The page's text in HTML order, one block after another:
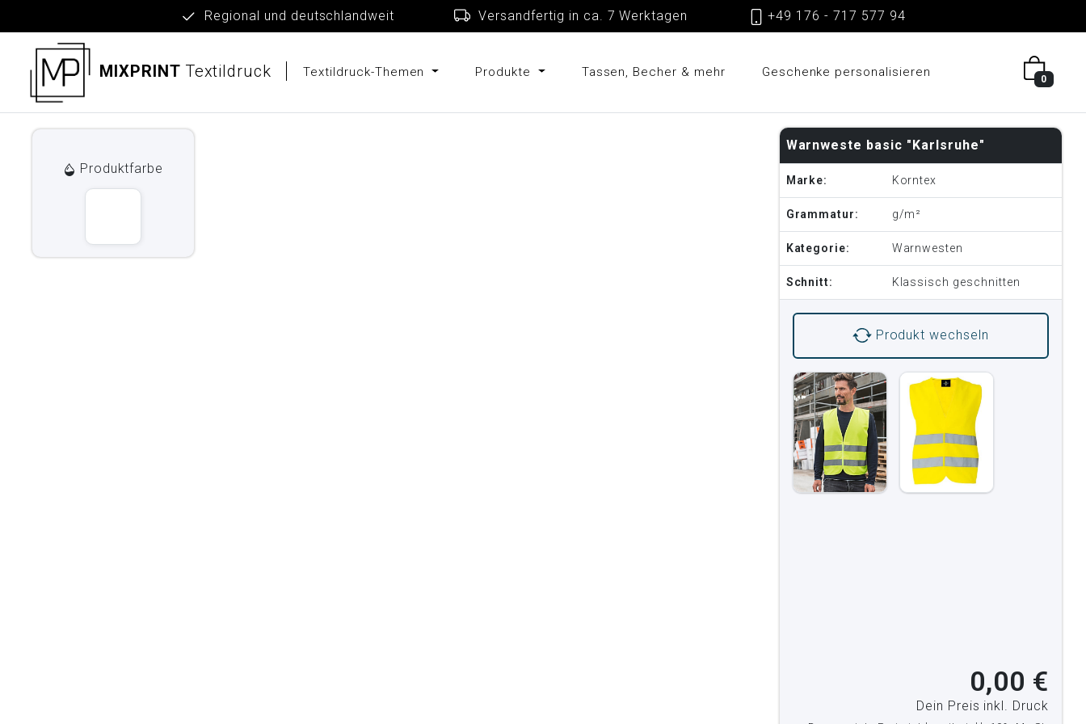
Regional und deutschlandweit Versandfertig in ca. 7 Werktagen +49 176 - 717 577 94
MIXPRINT Textildruck 0
Textildruck-Themen Produkte Tassen, Becher & mehr Geschenke personalisieren
Warnweste basic "Karlsruhe"
Marke: Korntex
Grammatur: g/m²
Kategorie: Warnwesten
Schnitt: Klassisch geschnitten
Produkt wechseln
0,00 €
Dein Preis inkl. Druck
Produktfarbe